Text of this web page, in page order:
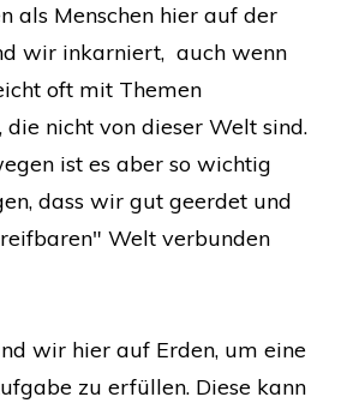
als Menschen hier auf der
wir inkarniert, auch wenn
oft mit Themen
die nicht von dieser Welt sind.
ist es aber so wichtig
dass wir gut geerdet und
Welt verbunden
wir hier auf Erden, um eine
zu erfüllen. Diese kann